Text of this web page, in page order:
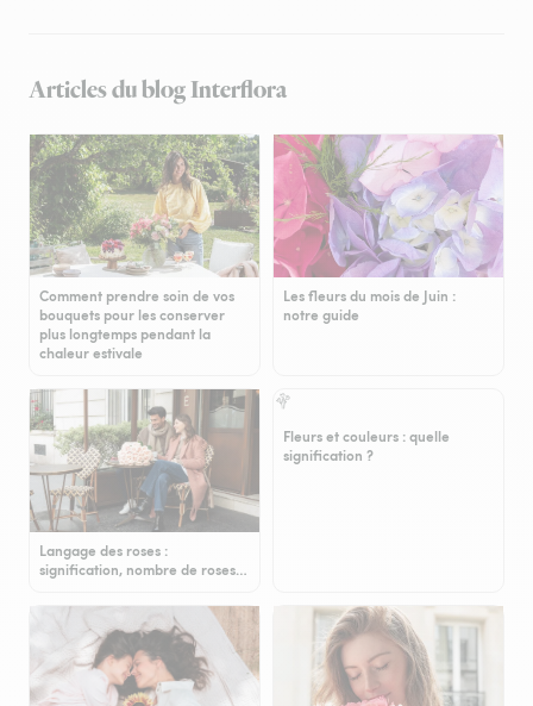
Articles du blog Interflora
Comment prendre soin de vos
bouquets pour les conserver
plus longtemps pendant la
chaleur estivale
Les fleurs du mois de Juin :
notre guide
Langage des roses :
signification, nombre de roses…
Fleurs et couleurs : quelle
signification ?